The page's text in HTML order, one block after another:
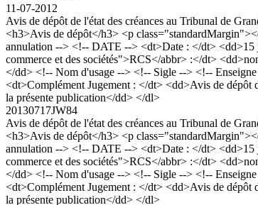
11-07-2012
Avis de dépôt de l'état des créances au Tribunal de
<h3>Avis de dépôt</h3> <p
annulation --> <!-- DATE --> <dt>Date : </dt>
commerce et des sociétés">RCS</abbr> :</dt>
</dd> <!-- Nom d'usage --> <!-- Sigle --> <!--
<dt>Complément Jugement : </dt> <dd>Avis de dépôt
la présente publication</dd> </dl>
20130717JW84
Avis de dépôt de l'état des créances au Tribunal de
<h3>Avis de dépôt</h3> <p
annulation --> <!-- DATE --> <dt>Date : </dt>
commerce et des sociétés">RCS</abbr> :</dt>
</dd> <!-- Nom d'usage --> <!-- Sigle --> <!--
<dt>Complément Jugement : </dt> <dd>Avis de dépôt
la présente publication</dd> </dl>